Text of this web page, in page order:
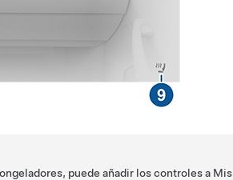
puede añadir los controles a Mis